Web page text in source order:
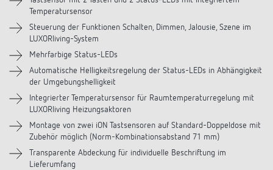
Downloads
Zubehör
Ähnliche Produkte
Temperatursensor
Steuerung der Funktionen Schalten, Dimmen, Jalousie, Szene im
LUXORliving-System
Mehrfarbige Status-LEDs
Automatische Helligkeitsregelung der Status-LEDs in Abhängigkeit
der Umgebungshelligkeit
Integrierter Temperatursensor für Raumtemperaturregelung mit
LUXORliving Heizungsaktoren
Montage von zwei iON Tastsensoren auf Standard-Doppeldose mit
Zubehör möglich (Norm-Kombinationsabstand 71 mm)
Transparente Abdeckung für individuelle Beschriftung im
Lieferumfang